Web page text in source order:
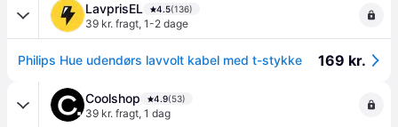
LavprisEL 4.5(136)
39 kr. fragt, 1-2 dage
Philips Hue udendørs lavvolt kabel med t-stykke 169 kr.
Coolshop 4.9(53)
39 kr. fragt, 1 dag